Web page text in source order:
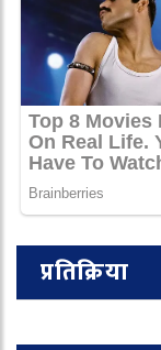
प्रतिक्रिया